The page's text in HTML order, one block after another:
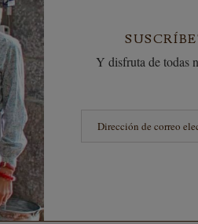
Y disfruta de todas